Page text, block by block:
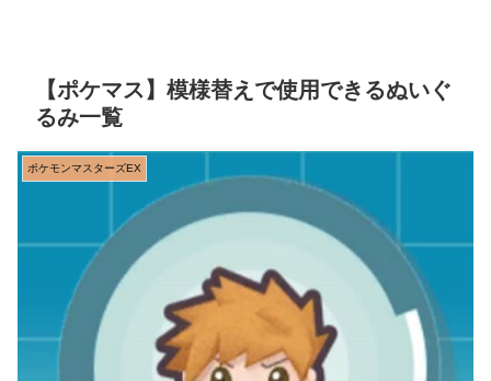
【ポケマス】模様替えで使用できるぬいぐ
るみ一覧
ポケモンマスターズEX